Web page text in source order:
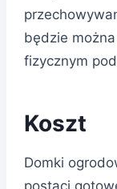
będzie
fizycznym
Koszt
Domki
postaci